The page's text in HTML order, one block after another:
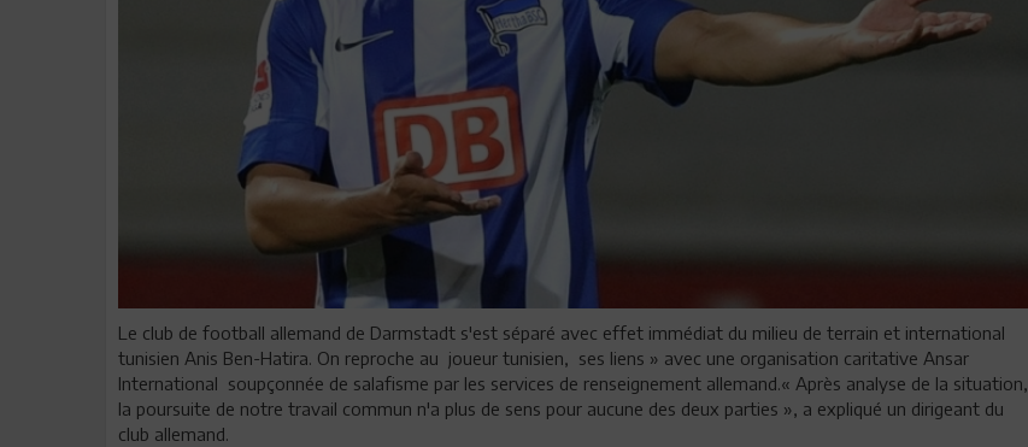
Le club de football allemand de Darmstadt s'est séparé avec effet immédiat du milieu de terrain et international
tunisien Anis Ben-Hatira. On reproche au joueur tunisien, ses liens » avec une organisation caritative Ansar
International soupçonnée de salafisme par les services de renseignement allemand.« Après analyse de la situation,
la poursuite de notre travail commun n'a plus de sens pour aucune des deux parties », a expliqué un dirigeant du
club allemand.